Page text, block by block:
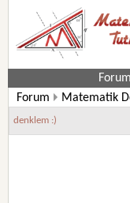
Forum
Forum
Matematik
9. Sınıf Matematik
denklem :)